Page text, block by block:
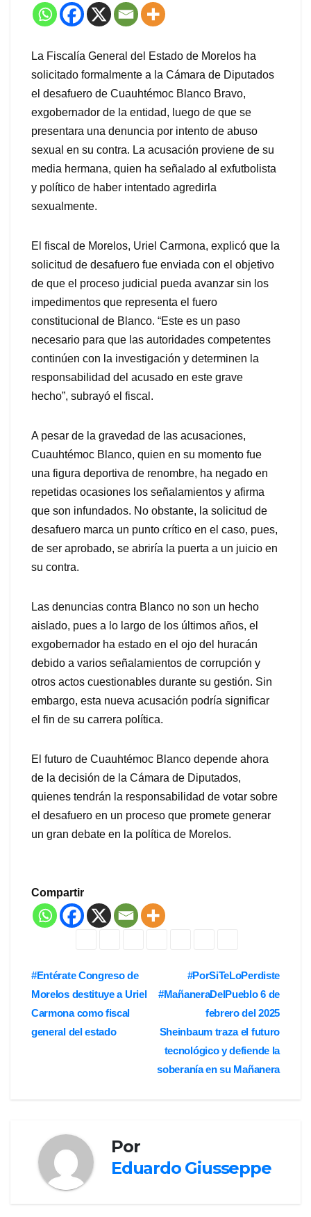
La Fiscalía General del Estado de Morelos ha
solicitado formalmente a la Cámara de Diputados
el desafuero de Cuauhtémoc Blanco Bravo,
exgobernador de la entidad, luego de que se
presentara una denuncia por intento de abuso
sexual en su contra. La acusación proviene de su
media hermana, quien ha señalado al exfutbolista
y político de haber intentado agredirla
sexualmente.
El fiscal de Morelos, Uriel Carmona, explicó que la
solicitud de desafuero fue enviada con el objetivo
de que el proceso judicial pueda avanzar sin los
impedimentos que representa el fuero
constitucional de Blanco. “Este es un paso
necesario para que las autoridades competentes
continúen con la investigación y determinen la
responsabilidad del acusado en este grave
hecho”, subrayó el fiscal.
A pesar de la gravedad de las acusaciones,
Cuauhtémoc Blanco, quien en su momento fue
una figura deportiva de renombre, ha negado en
repetidas ocasiones los señalamientos y afirma
que son infundados. No obstante, la solicitud de
desafuero marca un punto crítico en el caso, pues,
de ser aprobado, se abriría la puerta a un juicio en
su contra.
Las denuncias contra Blanco no son un hecho
aislado, pues a lo largo de los últimos años, el
exgobernador ha estado en el ojo del huracán
debido a varios señalamientos de corrupción y
otros actos cuestionables durante su gestión. Sin
embargo, esta nueva acusación podría significar
el fin de su carrera política.
El futuro de Cuauhtémoc Blanco depende ahora
de la decisión de la Cámara de Diputados,
quienes tendrán la responsabilidad de votar sobre
el desafuero en un proceso que promete generar
un gran debate en la política de Morelos.
Compartir
Navegación
de
entradas
#PorSiTeLoPerdiste
#MañaneraDelPueblo 6 de
febrero del 2025
Sheinbaum traza el futuro
tecnológico y defiende la
soberanía en su Mañanera
#Entérate Congreso de
Morelos destituye a Uriel
Carmona como fiscal
general del estado
Por
Eduardo Giusseppe